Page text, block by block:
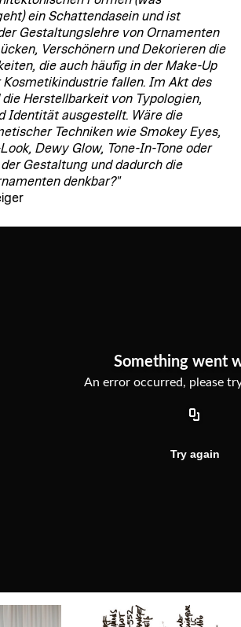
ein Schattendasein und ist
Gestaltungslehre von Ornamenten
Verschönern und Dekorieren die
die auch häufig in der Make-Up
Kosmetikindustrie fallen. Im Akt des
Herstellbarkeit von Typologien,
Identität ausgestellt. Wäre die
Techniken wie Smokey Eyes,
Dewy Glow, Tone-In-Tone oder
Gestaltung und dadurch die
denkbar?"